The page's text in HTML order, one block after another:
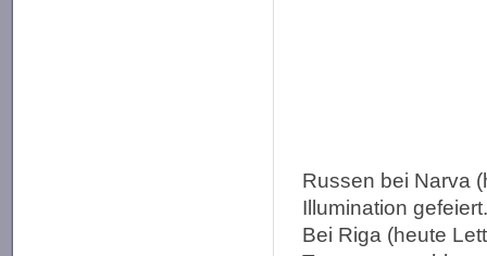
Russen bei Narva
Illumination gefeiert.
Bei Riga (heute